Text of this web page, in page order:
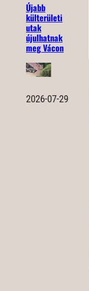
Újabb
külterületi
utak
újulhatnak
meg Vácon
2026-07-29